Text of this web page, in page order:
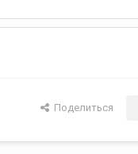
Поделиться